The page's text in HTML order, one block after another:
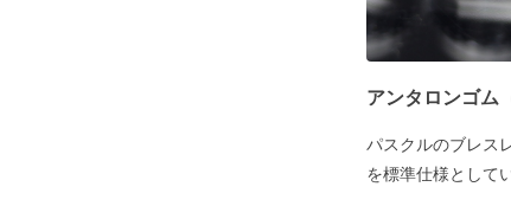
アンタロンゴム
パスクルのブレス
を標準仕様として